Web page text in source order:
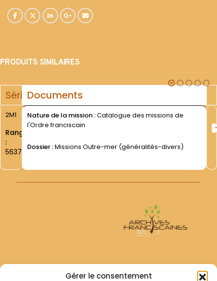
Gérer le consentement
PRODUITS SIMILAIRES
SérieDocuments
2M1
Rang
:
5637
Nature de la mission :Catalogue des missions de
l'Ordre franciscain
Dossier :Missions Outre-mer (généralités-divers)
Archives Franciscaines